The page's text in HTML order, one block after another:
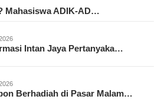
Mahasiswa ADIK-AD…
Intan Jaya Pertanyaka…
Berhadiah di Pasar Malam…